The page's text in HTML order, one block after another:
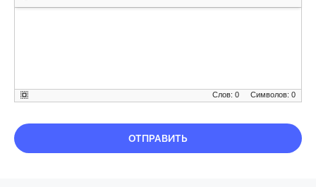
Символов: 0
Слов: 0
ОТПРАВИТЬ